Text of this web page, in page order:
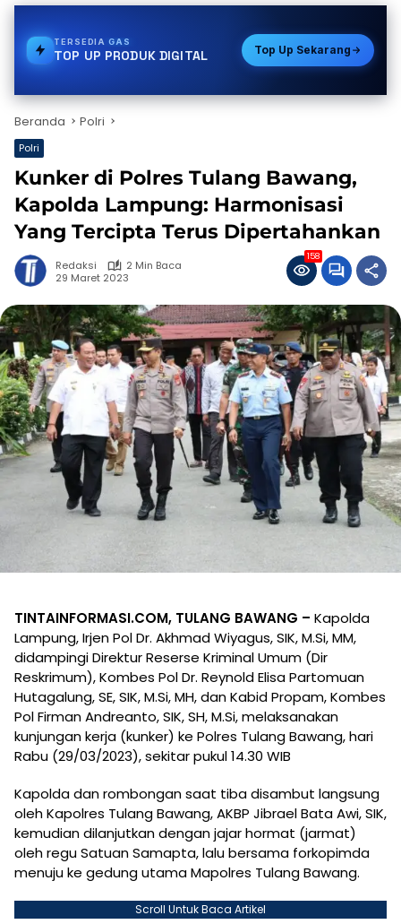
TERSEDIAVOUCHER GAME
TOP UP PRODUK DIGITAL Top Up Sekarang
Beranda Polri
Polri
Kunker di Polres Tulang Bawang,
Kapolda Lampung: Harmonisasi
Yang Tercipta Terus Dipertahankan
Redaksi
2 Min Baca
29 Maret 2023
158
TINTAINFORMASI.COM, TULANG BAWANG – Kapolda
Lampung, Irjen Pol Dr. Akhmad Wiyagus, SIK, M.Si, MM,
didampingi Direktur Reserse Kriminal Umum (Dir
Reskrimum), Kombes Pol Dr. Reynold Elisa Partomuan
Hutagalung, SE, SIK, M.Si, MH, dan Kabid Propam, Kombes
Pol Firman Andreanto, SIK, SH, M.Si, melaksanakan
kunjungan kerja (kunker) ke Polres Tulang Bawang, hari
Rabu (29/03/2023), sekitar pukul 14.30 WIB
Kapolda dan rombongan saat tiba disambut langsung
oleh Kapolres Tulang Bawang, AKBP Jibrael Bata Awi, SIK,
kemudian dilanjutkan dengan jajar hormat (jarmat)
oleh regu Satuan Samapta, lalu bersama forkopimda
menuju ke gedung utama Mapolres Tulang Bawang.
Scroll Untuk Baca Artikel